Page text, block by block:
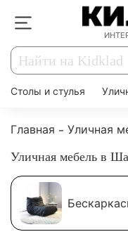
Столы и стулья
Главная Уличная
Уличная мебель в